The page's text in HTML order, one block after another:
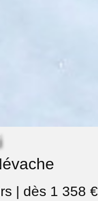
| dès 1 358 €